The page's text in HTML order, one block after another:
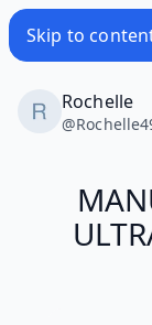
Skip to
Rochelle
@